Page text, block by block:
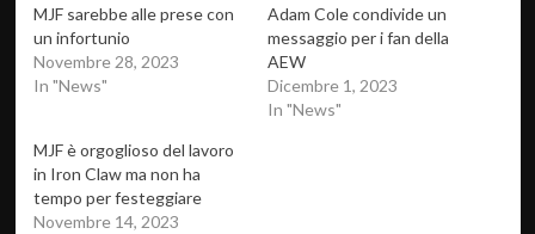
MJF sarebbe alle prese con
un infortunio
Novembre 28, 2023
In "News"
Adam Cole condivide un
messaggio per i fan della
AEW
Dicembre 1, 2023
In "News"
MJF è orgoglioso del lavoro
in Iron Claw ma non ha
tempo per festeggiare
Novembre 14, 2023